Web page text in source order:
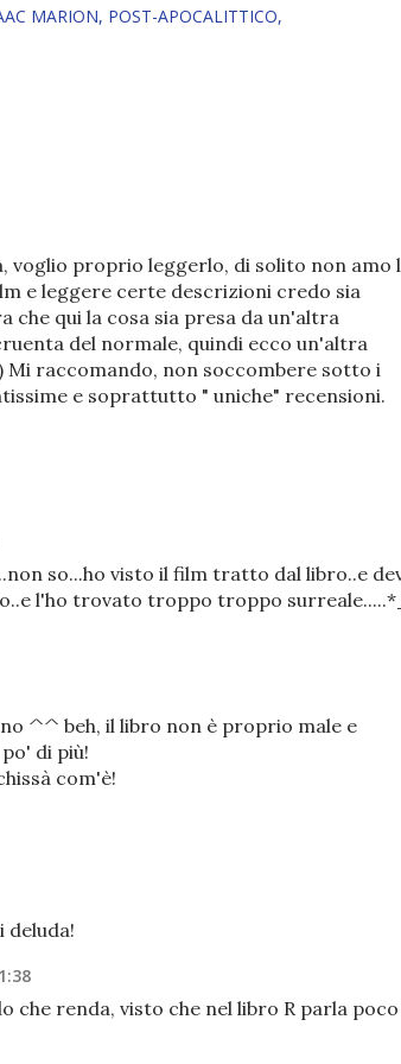
MARION POST-APOCALITTICO
voglio proprio leggerlo, di solito non amo
e leggere certe descrizioni credo sia
che qui la cosa sia presa da un'altra
del normale, quindi ecco un'altra
Mi raccomando, non soccombere sotto i
e soprattutto " uniche" recensioni.
so...ho visto il film tratto dal libro..e
l'ho trovato troppo troppo
^^ beh, il libro non è proprio male e
di più!
com'è!
deluda!
che renda, visto che nel libro R parla